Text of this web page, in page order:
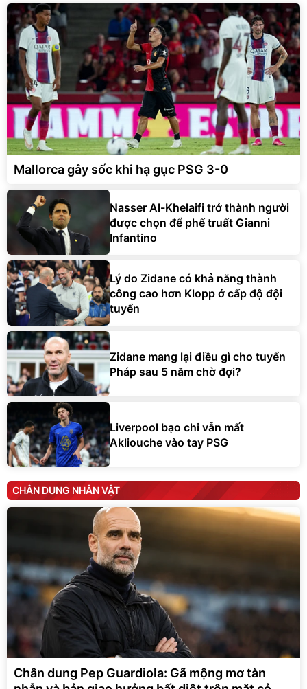
Mallorca gây sốc khi hạ gục PSG 3-0
Nasser Al-Khelaifi trở thành người
được chọn để phế truất Gianni
Infantino
Lý do Zidane có khả năng thành
công cao hơn Klopp ở cấp độ đội
tuyển
Zidane mang lại điều gì cho tuyển
Pháp sau 5 năm chờ đợi?
Liverpool bạo chi vẫn mất
Akliouche vào tay PSG
CHÂN DUNG NHÂN VẬT
Chân dung Pep Guardiola: Gã mộng mơ tàn